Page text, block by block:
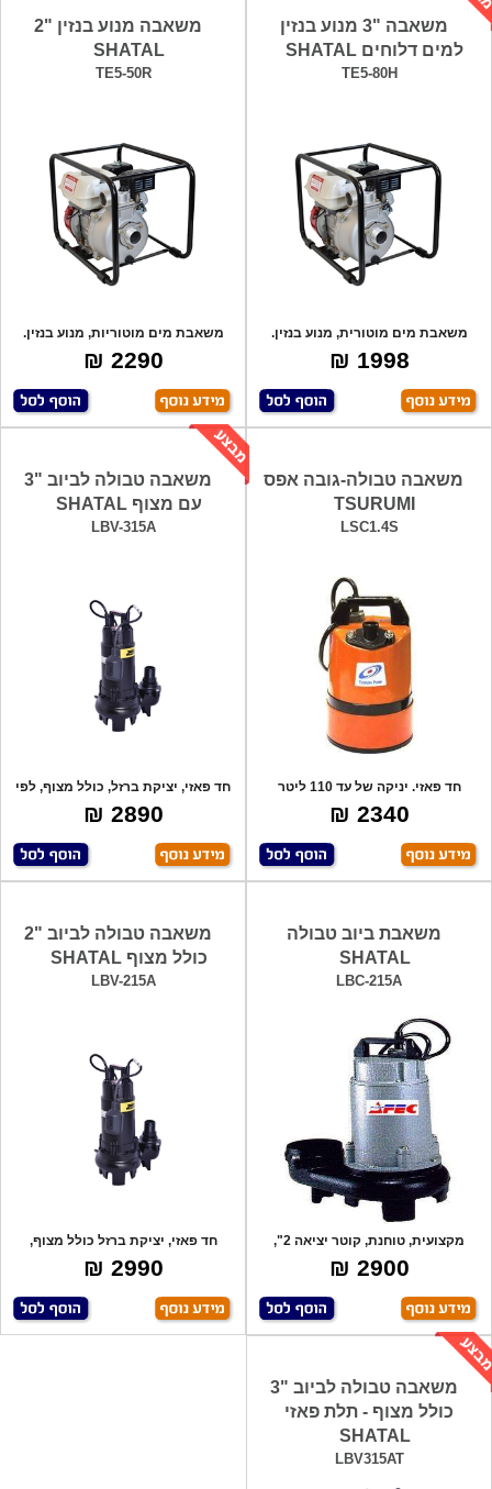
משאבה "3 מנוע בנזין
למים דלוחים SHATAL
TE5-80H
משאבת מים מוטורית, מנוע בנזין.
שילוב של
1998 ₪
משאבה מנוע בנזין "2
SHATAL
TE5-50R
משאבת מים מוטוריות, מנוע בנזין.
שילוב ש
2290 ₪
משאבה טבולה-גובה אפס
TSURUMI
LSC1.4S
חד פאזי. יניקה של עד 110 ליטר
בדקה. גובה
2340 ₪
משאבה טבולה לביוב "3
עם מצוף SHATAL
LBV-315A
חד פאזי, יציקת ברזל, כולל מצוף, לפי
דריש
2890 ₪
משאבת ביוב טבולה
SHATAL
LBC-215A
מקצועית, טוחנת, קוטר יציאה 2",
הספק - 70
2900 ₪
משאבה טבולה לביוב "2
כולל מצוף SHATAL
LBV-215A
חד פאזי, יציקת ברזל כולל מצוף,
משאבה מקצ
2990 ₪
משאבה טבולה לביוב "3
כולל מצוף - תלת פאזי
SHATAL
LBV315AT